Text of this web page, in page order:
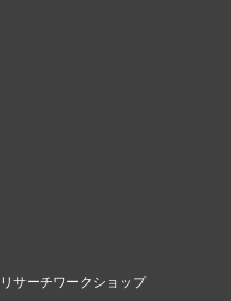
サーチワークショップ